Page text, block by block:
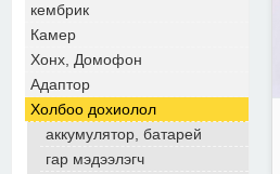
кембрик
Камер
Хонх, Домофон
Адаптор
Холбоо дохиолол
аккумулятор, батарей
гар мэдээлэгч